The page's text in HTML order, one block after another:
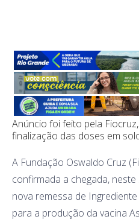
Anúncio foi feito pela
finalização das doses em
A Fundação Oswaldo Cruz
confirmada a chegada,
nova remessa de
para a produção da vacina